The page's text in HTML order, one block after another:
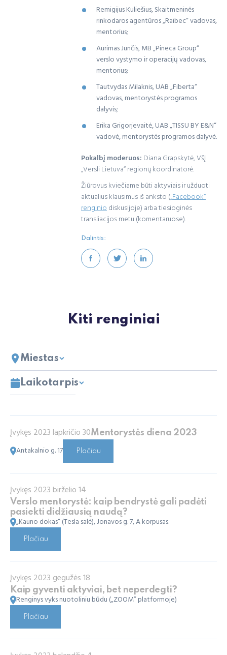
Remigijus Kuliešius, Skaitmeninės
rinkodaros agentūros „Raibec“ vadovas,
mentorius;
Aurimas Junčis, MB „Pineca Group“
verslo vystymo ir operacijų vadovas,
mentorius;
Tautvydas Milaknis, UAB „Fiberta“
vadovas, mentorystės programos
dalyvis;
Erika Grigorjevaitė, UAB „TISSU BY E&N“
vadovė, mentorystės programos dalyvė.
Pokalbį moderuos: Diana Grapskytė, VšĮ
„Versli Lietuva“ regionų koordinatorė.
Žiūrovus kviečiame būti aktyviais ir užduoti
aktualius klausimus iš anksto („Facebook“
renginiodiskusijoje) arba tiesioginės
transliacijos metu (komentaruose).
Dalintis:
Kiti renginiai
Miestas
Laikotarpis
Įvykęs 2023 lapkričio 30Mentorystės diena 2023
Antakalnio g. 17 Plačiau
Įvykęs 2023 birželio 14
Verslo mentorystė: kaip bendrystė gali padėti
pasiekti didžiausią naudą?
„Kauno dokas“ (Tesla salė), Jonavos g. 7, A korpusas.
Plačiau
Įvykęs 2023 gegužės 18
Kaip gyventi aktyviai, bet neperdegti?
Renginys vyks nuotoliniu būdu („ZOOM” platformoje)
Plačiau